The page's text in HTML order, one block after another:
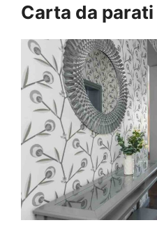
Carta da